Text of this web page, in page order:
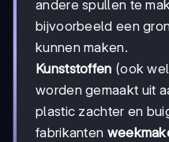
andere spullen te
bijvoorbeeld een
kunnen maken.
Kunststoffen (ook
worden gemaakt uit
plastic zachter en
fabrikanten